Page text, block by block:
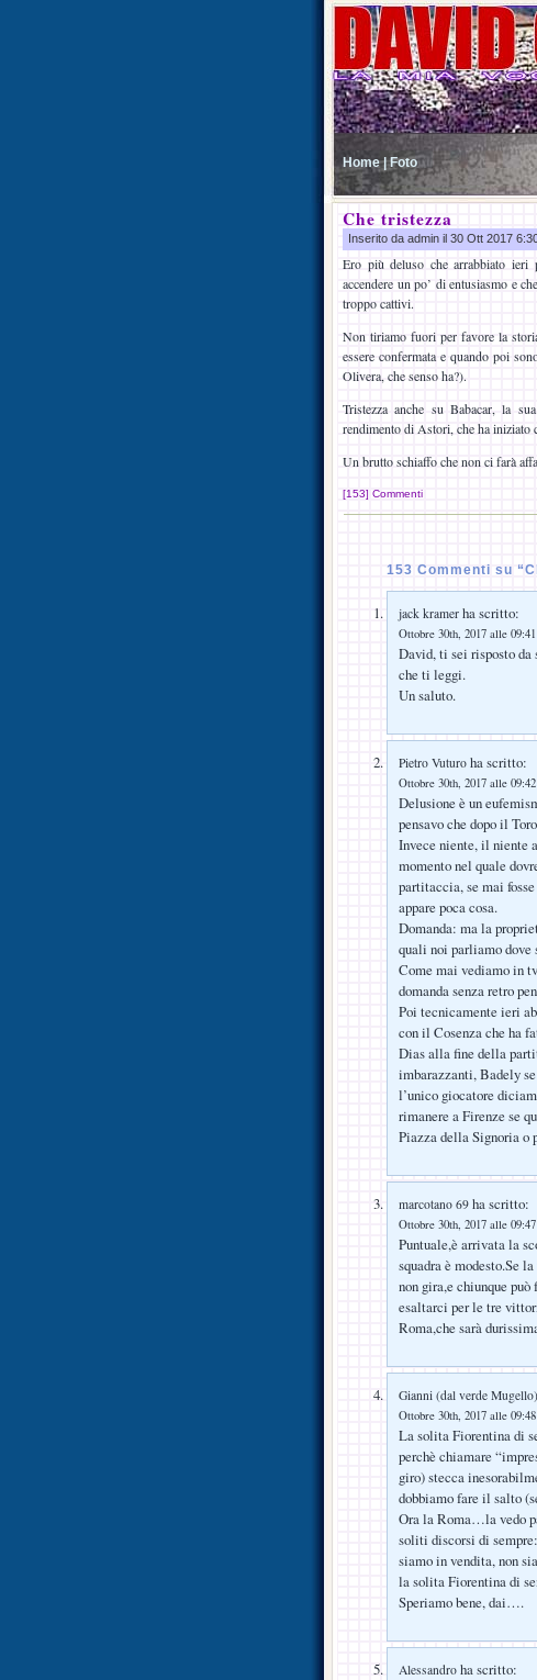
Home | Foto
Che tristezza
Inserito da admin il 30 Ott 2017
Ero più deluso che arrabbiato ieri
accendere un po’ di entusiasmo e
troppo cattivi.
Non tiriamo fuori per favore la
essere confermata e quando poi
Olivera, che senso ha?).
Tristezza anche su Babacar, la
rendimento di Astori, che ha iniziato
Un brutto schiaffo che non ci farà
[153] Commenti
153 Commenti su
jack kramer ha scritto:
Ottobre 30th, 2017 alle 09:41
David, ti sei risposto da
che ti leggi.
Un saluto.
Pietro Vuturo ha scritto:
Ottobre 30th, 2017 alle 09:42
Delusione è un
pensavo che dopo il
Invece niente, il niente
momento nel quale
partitaccia, se mai
appare poca cosa.
Domanda: ma la
quali noi parliamo dove
Come mai vediamo in
domanda senza retro
Poi tecnicamente ieri
con il Cosenza che ha
Dias alla fine della
imbarazzanti, Badely
l’unico giocatore
rimanere a Firenze se
Piazza della Signoria o
marcotano 69 ha scritto:
Ottobre 30th, 2017 alle 09:47
Puntuale,è arrivata la
squadra è modesto.Se
non gira,e chiunque
esaltarci per le tre
Roma,che sarà
Gianni (dal verde Mugello)
Ottobre 30th, 2017 alle 09:48
La solita Fiorentina di
perchè chiamare
giro) stecca
dobbiamo fare il salto
Ora la Roma…la vedo
soliti discorsi di
siamo in vendita, non
la solita Fiorentina di
Speriamo bene, dai….
Alessandro ha scritto: